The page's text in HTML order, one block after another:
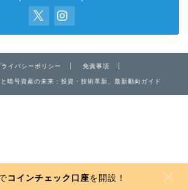
ライバシーポリシー 免責事項
号資産の未来：投資・技術革新、最新動向ガイド
免責事項
コインチェック口座を開設！